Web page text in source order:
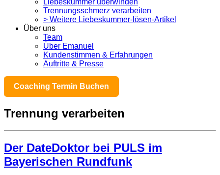
Trennungsschmerz verarbeiten
> Weitere Liebeskummer-lösen-Artikel
Über uns
Team
Über Emanuel
Kundenstimmen & Erfahrungen
Auftritte & Presse
Coaching Termin Buchen
Trennung verarbeiten
Der DateDoktor bei PULS im
Bayerischen Rundfunk